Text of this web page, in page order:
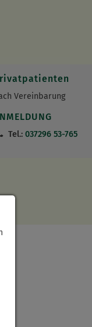
Vereinbarung
Tel.:037296 53-765